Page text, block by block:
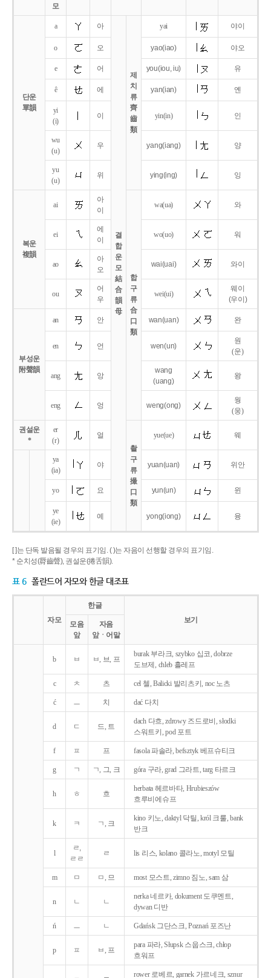
모
단운
單韻
a 아
결
합
운
모
結
合
韻
母
제
치
류
齊
齒
類
yai 야이
o 오 yao(iao) 야오
e 어 you(iou,iu) 유
ê 에 yan(ian) 옌
yi
(i)
이 yin(in) 인
wu
(u)
우 yang(iang) 양
yu
(u)
위 ying(ing) 잉
복운
複韻
ai
아
이
합
구
류
合
口
類
wa(ua) 와
ei
에
이
wo(uo) 워
ao
아
오
wai(uai) 와이
ou
어
우
wei(ui)
웨이
(우이)
부성운
附聲韻
an 안 wan(uan) 완
en 언 wen(un)
원
(운)
ang 앙
wang
(uang)
왕
eng 엉 weng(ong)
웡
(웅)
권설운
*
er
(r)
얼
촬
구
류
撮
口
類
yue(ue) 웨
ya
(ia)
야 yuan(uan) 위안
yo 요 yun(un) 윈
ye
(ie)
예 yong(iong) 융
[ ]는 단독 발음될 경우의 표기임. ( )는 자음이 선행할 경우의 표기임.
* 순치성(脣齒聲), 권설운(捲舌韻).
표 6 폴란드어 자모와 한글 대조표
자모
한글
보기
모음
앞
자음
앞ㆍ어말
b ㅂ ㅂ, 브, 프
burak 부라크, szybko 십코, dobrze
도브제, chleb 흘레프
c ㅊ 츠 cel 첼, Balicki 발리츠키, noc 노츠
ć ㅡ 치 dać 다치
d ㄷ 드, 트
dach 다흐, zdrowy 즈드로비, słodki
스워트키, pod 포트
f ㅍ 프 fasola 파솔라, befsztyk 베프슈티크
g ㄱ ㄱ, 그, 크 góra 구라, grad 그라트, targ 타르크
h ㅎ 흐
herbata 헤르바타, Hrubieszów
흐루비에슈프
k ㅋ ㄱ, 크
kino 키노, daktyl 닥틸, król 크룰, bank
반크
l
ㄹ,
ㄹㄹ
ㄹ lis 리스, kolano 콜라노, motyl 모틸
m ㅁ ㅁ, 므 most 모스트, zimno 짐노, sam 삼
n ㄴ ㄴ
nerka 네르카, dokument 도쿠멘트,
dywan 디반
ń ㅡ ㄴ Gdańsk 그단스크, Poznań 포즈난
p ㅍ ㅂ, 프
para 파라, Słupsk 스웁스크, chłop
흐워프
rower 로베르, garnek 가르네크, sznur